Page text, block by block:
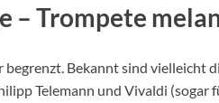
– Trompete
Bekannt sind vielleicht
Telemann und Vivaldi (sogar